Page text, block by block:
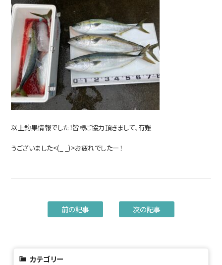
以上釣果情報でした！皆様ご協力頂きまして、有難
うございました<(_ _)>お疲れでしたー！
前の記事 次の記事
カテゴリー